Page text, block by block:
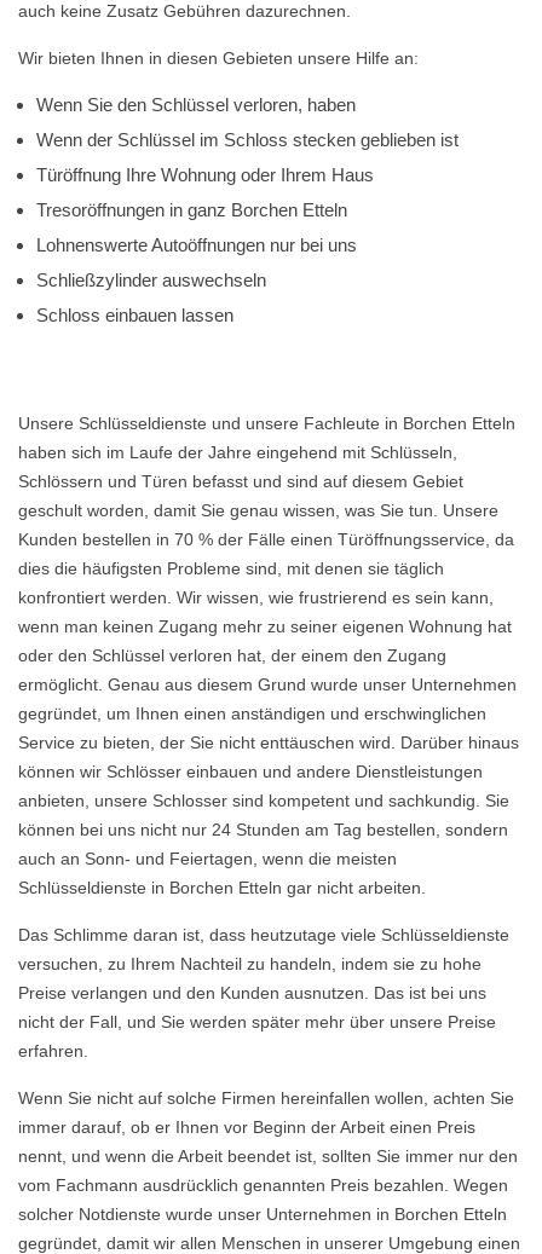
auch keine Zusatz Gebühren dazurechnen.
Wir bieten Ihnen in diesen Gebieten unsere Hilfe an:
Wenn Sie den Schlüssel verloren, haben
Wenn der Schlüssel im Schloss stecken geblieben ist
Türöffnung Ihre Wohnung oder Ihrem Haus
Tresoröffnungen in ganz Borchen Etteln
Lohnenswerte Autoöffnungen nur bei uns
Schließzylinder auswechseln
Schloss einbauen lassen
Unsere Schlüsseldienste und unsere Fachleute in Borchen Etteln
haben sich im Laufe der Jahre eingehend mit Schlüsseln,
Schlössern und Türen befasst und sind auf diesem Gebiet
geschult worden, damit Sie genau wissen, was Sie tun. Unsere
Kunden bestellen in 70 % der Fälle einen Türöffnungsservice, da
dies die häufigsten Probleme sind, mit denen sie täglich
konfrontiert werden. Wir wissen, wie frustrierend es sein kann,
wenn man keinen Zugang mehr zu seiner eigenen Wohnung hat
oder den Schlüssel verloren hat, der einem den Zugang
ermöglicht. Genau aus diesem Grund wurde unser Unternehmen
gegründet, um Ihnen einen anständigen und erschwinglichen
Service zu bieten, der Sie nicht enttäuschen wird. Darüber hinaus
können wir Schlösser einbauen und andere Dienstleistungen
anbieten, unsere Schlosser sind kompetent und sachkundig. Sie
können bei uns nicht nur 24 Stunden am Tag bestellen, sondern
auch an Sonn- und Feiertagen, wenn die meisten
Schlüsseldienste in Borchen Etteln gar nicht arbeiten.
Das Schlimme daran ist, dass heutzutage viele Schlüsseldienste
versuchen, zu Ihrem Nachteil zu handeln, indem sie zu hohe
Preise verlangen und den Kunden ausnutzen. Das ist bei uns
nicht der Fall, und Sie werden später mehr über unsere Preise
erfahren.
Wenn Sie nicht auf solche Firmen hereinfallen wollen, achten Sie
immer darauf, ob er Ihnen vor Beginn der Arbeit einen Preis
nennt, und wenn die Arbeit beendet ist, sollten Sie immer nur den
vom Fachmann ausdrücklich genannten Preis bezahlen. Wegen
solcher Notdienste wurde unser Unternehmen in Borchen Etteln
gegründet, damit wir allen Menschen in unserer Umgebung einen